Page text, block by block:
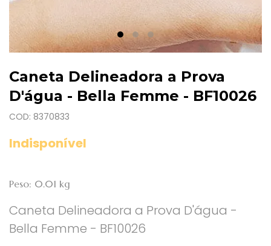
Caneta Delineadora a Prova
D'água - Bella Femme - BF10026
COD: 8370833
Indisponível
Peso: 0.01 kg
Caneta Delineadora a Prova D'água -
Bella Femme - BF10026